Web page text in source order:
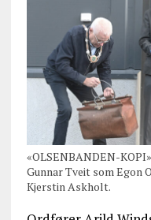
«OLSENBANDEN-
Gunnar Tveit som Egon
Kjerstin Askholt.